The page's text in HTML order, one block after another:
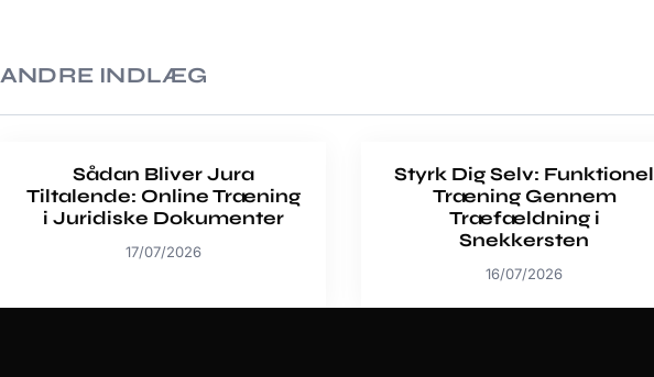
ANDRE INDLÆG
Sådan Bliver Jura
Tiltalende: Online Træning
i Juridiske Dokumenter
17/07/2026
Styrk Dig Selv: Funktionel
Træning Gennem
Træfældning i
Snekkersten
16/07/2026